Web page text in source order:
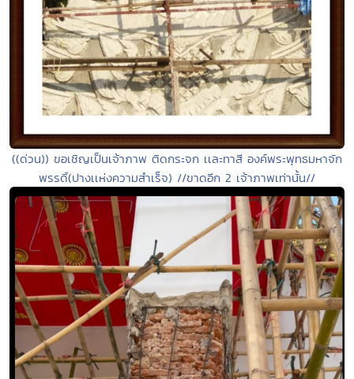
((ด่วน)) ขอเชิญเป็นเจ้าภาพ ติดกระจก เเละทาสี องค์พระพุทธมหาจัก
พรรดิ์(ปางเเห่งความสำเร็จ) //ขาดอีก 2 เจ้าภาพเท่านั้น//